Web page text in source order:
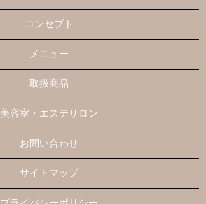
コンセプト
メニュー
取扱商品
美容室・エステサロン
お問い合わせ
サイトマップ